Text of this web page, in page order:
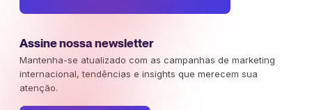
Assine nossa newsletter
Mantenha-se atualizado com as campanhas de marketing
internacional, tendências e insights que merecem sua
atenção.